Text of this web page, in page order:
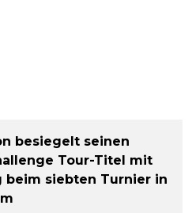
besiegelt seinen
Tour-Titel mit
beim siebten Turnier in